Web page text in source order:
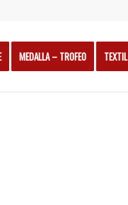
MEDALLA – TROFEO TEXTIL